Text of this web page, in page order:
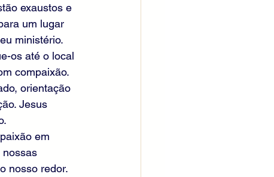
exaustos e
um lugar
ministério.
os até o local
compaixão.
orientação
Jesus
em
nossas
nosso redor.